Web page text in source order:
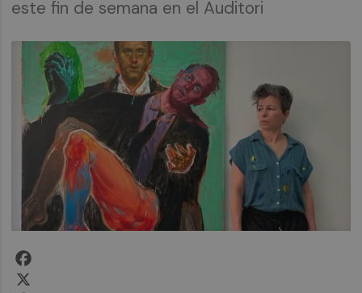
este fin de semana en el Auditori